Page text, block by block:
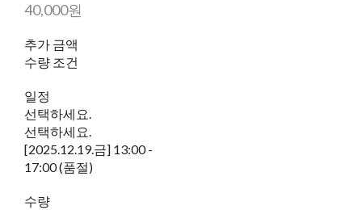
40,000원
추가 금액
수량 조건
일정
선택하세요.
선택하세요.
[2025.12.19.금] 13:00 -
17:00 (품절)
수량